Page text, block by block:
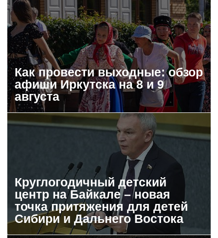
Как провести выходные: обзор
афиши Иркутска на 8 и 9
августа
Круглогодичный детский
центр на Байкале – новая
точка притяжения для детей
Сибири и Дальнего Востока